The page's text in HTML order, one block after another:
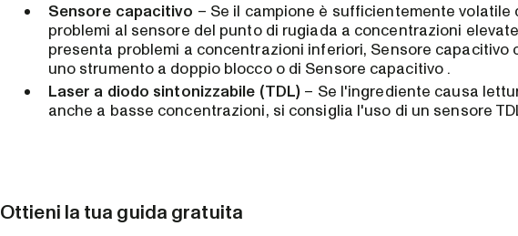
Sensore capacitivo – Se il campione è sufficientemente volatile
problemi al sensore del punto di rugiada a concentrazioni
presenta problemi a concentrazioni inferiori, Sensore capacitivo
uno strumento a doppio blocco o di Sensore capacitivo .
Laser a diodo sintonizzabile (TDL) – Se l'ingrediente causa
anche a basse concentrazioni, si consiglia l'uso di un sensore
Ottieni la tua guida gratuita